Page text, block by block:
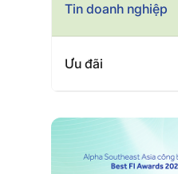
Tin doanh nghiệp
Ưu đãi